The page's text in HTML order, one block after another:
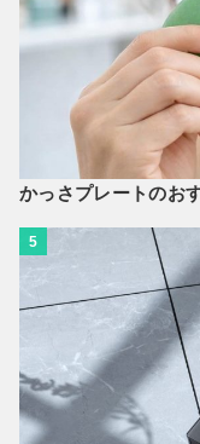
かっさプレートのお
5